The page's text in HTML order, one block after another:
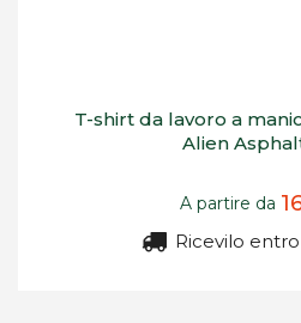
T-shirt da lavoro a
Alien
A partire da
Ricevilo entro